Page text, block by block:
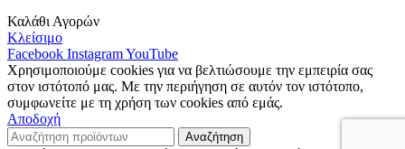
Καλάθι Αγορών
Κλείσιμο
Facebook InstagramYouTube
Χρησιμοποιούμε cookies για να βελτιώσουμε την εμπειρία σας
στον ιστότοπό μας. Με την περιήγηση σε αυτόν τον ιστότοπο,
συμφωνείτε με τη χρήση των cookies από εμάς.
Αποδοχή
Αναζήτηση